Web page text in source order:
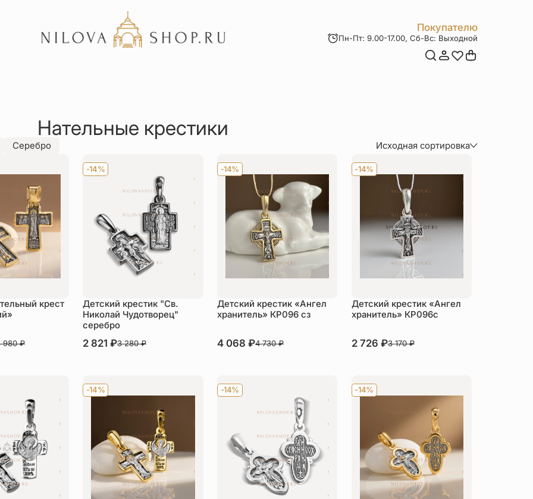
Покупателю
Пн-Пт: 9.00-17.00, Сб-Вс: Выходной
Статьи
Нательные крестики
Серебро
Исходная сортировка
По популярности
По цене (сначала дороже)
По цене (сначала дешевле)
По величине скидки
крест
980₽
-14%
Детский крестик "Св.
Николай Чудотворец"
серебро
В наличии
2 821₽3 280₽
-14%
Детский крестик «Ангел
хранитель» КР096 сз
В наличии
4 068 ₽4 730₽
-14%
Детский крестик «Ангел
хранитель» КР096с
В наличии
2 726 ₽3 170₽
-14% -14% -14%